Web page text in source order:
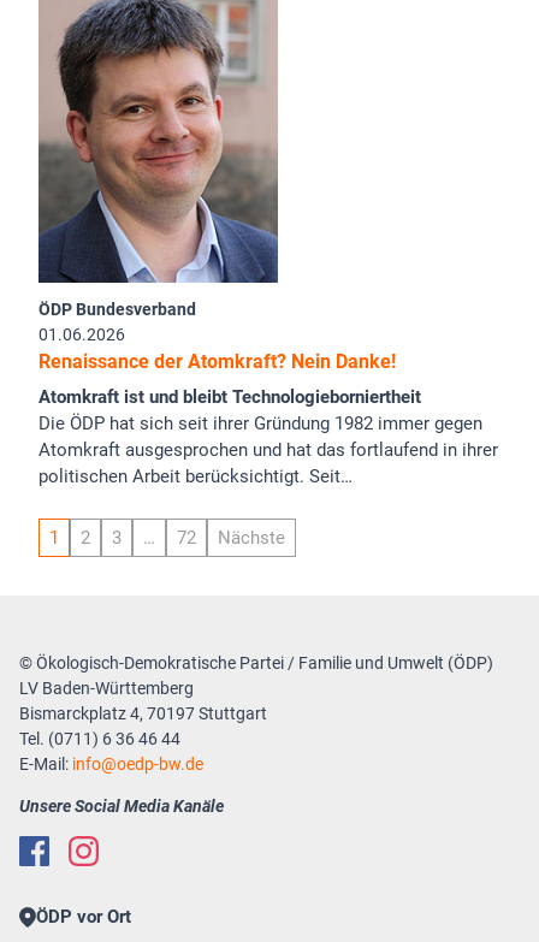
ÖDP Bundesverband
01.06.2026
Renaissance der Atomkraft? Nein Danke!
Atomkraft ist und bleibt Technologieborniertheit
Die ÖDP hat sich seit ihrer Gründung 1982 immer gegen
Atomkraft ausgesprochen und hat das fortlaufend in ihrer
politischen Arbeit berücksichtigt. Seit…
1 2 3 … 72 Nächste
© Ökologisch-Demokratische Partei / Familie und Umwelt (ÖDP)
LV Baden-Württemberg
Bismarckplatz 4, 70197 Stuttgart
Tel. (0711) 6 36 46 44
E-Mail: info oedp-bw.de
Unsere Social Media Kanäle
ÖDP vor Ort